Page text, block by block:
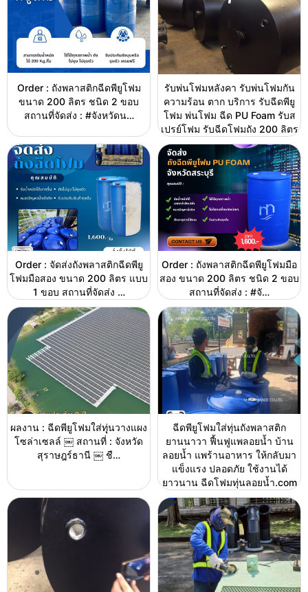
Order : ถังพลาสติกฉีดพียูโฟม
ขนาด 200 ลิตร ชนิด 2 ขอบ
สถานที่จัดส่ง : #จังหวัดน…
รับพ่นโฟมหลังคา รับพ่นโฟมกัน
ความร้อน ตาก บริการ รับฉีดพียู
โฟม พ่นโฟม ฉีด PU Foam รับส
เปรย์โฟม รับฉีดโฟมถัง 200 ลิตร
Order : จัดส่งถังพลาสติกฉีดพียู
โฟมมือสอง ขนาด 200 ลิตร แบบ
1 ขอบ สถานที่จัดส่ง …
Order : ถังพลาสติกฉีดพียูโฟมมือ
สอง ขนาด 200 ลิตร ชนิด 2 ขอบ
สถานที่จัดส่ง : #จั…
ผลงาน : ฉีดพียูโฟมใส่ทุุ่นวางแผง
โซล่าเซลล์ ￼ สถานที่ : จังหวัด
สุราษฎร์ธานี ￼ ชื…
ฉีดพียูโฟมใส่ทุ่นถังพลาสติก
ยานนาวา ฟื้นฟูแพลอยน้ำ บ้าน
ลอยน้ำ แพร้านอาหาร ให้กลับมา
แข็งแรง ปลอดภัย ใช้งานได้
ยาวนาน ฉีดโฟมทุ่นลอยน้ำ.com